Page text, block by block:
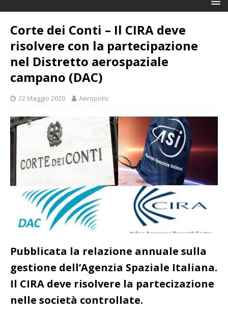
Corte dei Conti – Il CIRA deve
risolvere con la partecipazione
nel Distretto aerospaziale
campano (DAC)
22 Maggio 2020 Aeropolis
Pubblicata la relazione annuale sulla
gestione dell’Agenzia Spaziale Italiana.
Il CIRA deve risolvere la partecizazione
nelle società controllate.